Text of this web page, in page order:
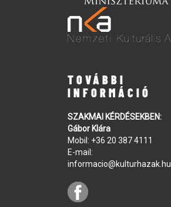
TOVÁBBI
INFORMÁCIÓ
SZAKMAI KÉRDÉSEKBEN:
Gábor Klára
Mobil: +36 20 387 4111
E-mail:
informacio@kulturhazak.hu